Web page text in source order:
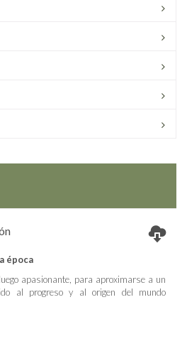
época
apasionante, para aproximarse a un
al progreso y al origen del mundo